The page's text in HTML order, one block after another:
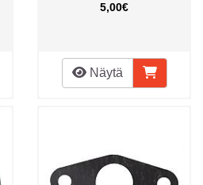
5,00€
Näytä